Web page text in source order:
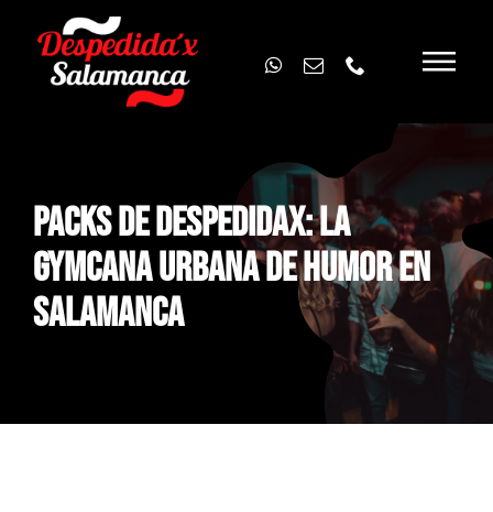
content
PACKS DE DESPEDIDAX: LA
GYMCANA URBANA DE HUMOR EN
SALAMANCA